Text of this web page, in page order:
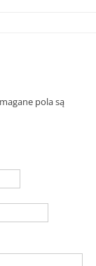
pola są